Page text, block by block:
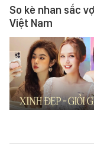
So kè nhan sắc
Việt Nam